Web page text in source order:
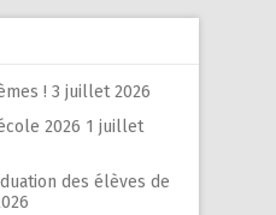
! 3 juillet 2026
2026 1 juillet
des élèves de